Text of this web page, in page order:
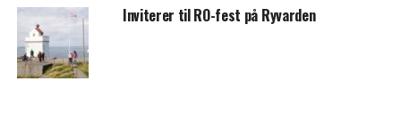
Inviterer til RO-fest på Ryvarden